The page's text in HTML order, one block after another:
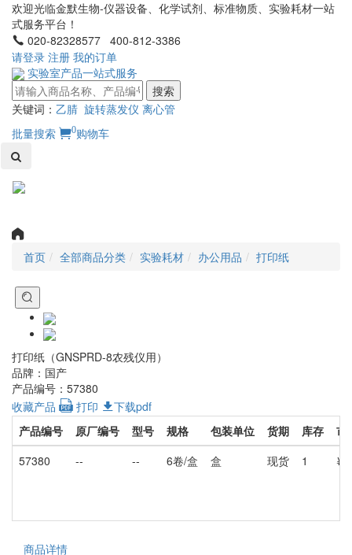
欢迎光临金默生物-仪器设备、化学试剂、标准物质、实验耗材一站
式服务平台！
020-82328577 400-812-3386
请登录 注册 我的订单
实验室产品一站式服务
搜索
关键词： 乙腈 旋转蒸发仪 离心管
批量搜索
0购物车
首页 全部商品分类 实验耗材 办公用品 打印纸
打印纸（GNSPRD-8农残仪用）
品牌：国产
产品编号：57380
收藏产品
打印
下载pdf
产品编号
原厂编号 型号 规格 包装单位 货期 库存
市
57380
-- -- 6卷/盒 盒 现货 1
商品详情